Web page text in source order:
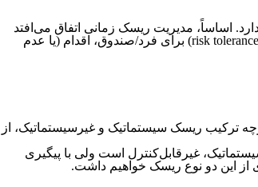
اساساً، مدیریت ریسک زمانی اتفاق می‌افتد
که یک سرمایه‌گذار یا مدیر صندوق، پتانسیل زیان‌های یک سرمایه‌گذاری را تجزیه‌وتحلیل کرده، تلاش می‌کند باتوجه‌به اهداف سرمایه‌گذاری و میزان تحمل ریسک (risk tolerance) برای فرد/صندوق، اقدام (یا عدم
ترکیب ریسک سیستماتیک و غیرسیستماتیک، از
غیرقابل‌کنترل است ولی با پیگیری
از این دو نوع ریسک خواهیم داشت.